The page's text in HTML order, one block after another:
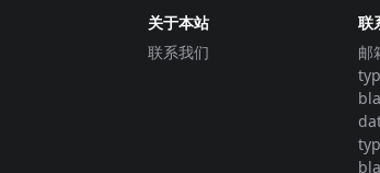
关于本站
联系我们
联
邮